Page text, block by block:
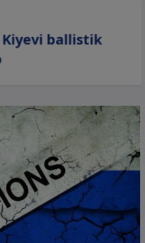
Kiyevi ballistik